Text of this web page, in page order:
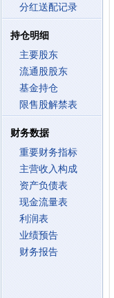
分红送配记录
持仓明细
主要股东
流通股股东
基金持仓
限售股解禁表
财务数据
重要财务指标
主营收入构成
资产负债表
现金流量表
利润表
业绩预告
财务报告